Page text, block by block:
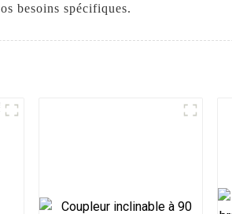
besoins spécifiques.